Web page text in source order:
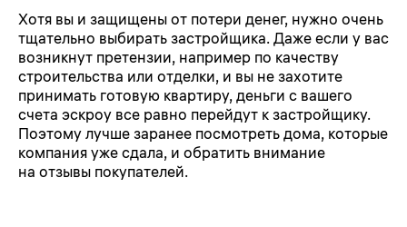
Хотя вы и защищены от потери денег, нужно очень
тщательно выбирать застройщика. Даже если у вас
возникнут претензии, например по качеству
строительства или отделки, и вы не захотите
принимать готовую квартиру, деньги с вашего
счета эскроу все равно перейдут к застройщику.
Поэтому лучше заранее посмотреть дома, которые
компания уже сдала, и обратить внимание
на отзывы покупателей.